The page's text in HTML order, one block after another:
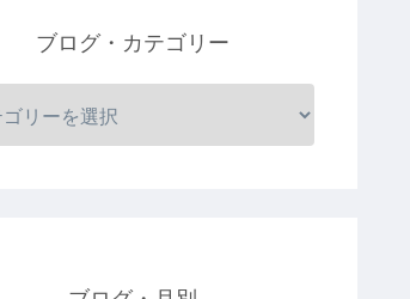
ブログ・カテゴリー